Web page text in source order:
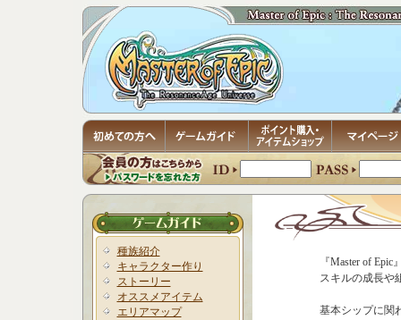
種族紹介
キャラクター作り
ストーリー
オススメアイテム
エリアマップ
『Master of
スキルの成長や
基本シップに関